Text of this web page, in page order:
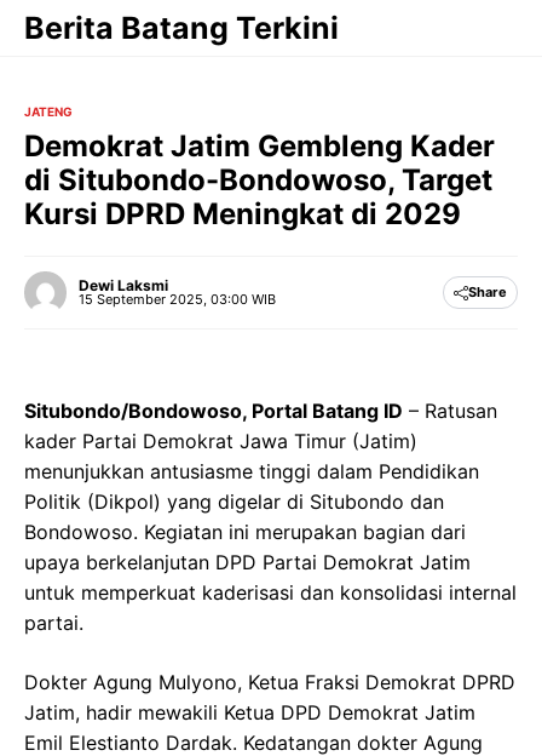
Langsung
Berita Batang Terkini
JATENG
Demokrat Jatim Gembleng Kader
di Situbondo-Bondowoso, Target
Kursi DPRD Meningkat di 2029
Dewi Laksmi
15 September 2025, 03:00 WIB Share
Situbondo/Bondowoso, Portal Batang ID – Ratusan
kader Partai Demokrat Jawa Timur (Jatim)
menunjukkan antusiasme tinggi dalam Pendidikan
Politik (Dikpol) yang digelar di Situbondo dan
Bondowoso. Kegiatan ini merupakan bagian dari
upaya berkelanjutan DPD Partai Demokrat Jatim
untuk memperkuat kaderisasi dan konsolidasi internal
partai.
Dokter Agung Mulyono, Ketua Fraksi Demokrat DPRD
Jatim, hadir mewakili Ketua DPD Demokrat Jatim
Emil Elestianto Dardak. Kedatangan dokter Agung